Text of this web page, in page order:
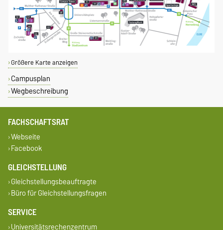
Größere Karte anzeigen
Campusplan
Wegbeschreibung
FACHSCHAFTSRAT
Webseite
Facebook
GLEICHSTELLUNG
Gleichstellungsbeauftragte
Büro für Gleichstellungsfragen
SERVICE
Universitätsrechenzentrum